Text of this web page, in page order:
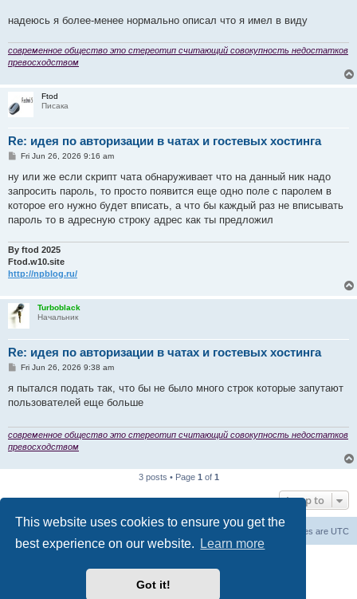
This website uses cookies to ensure you get the
best experience on our website.
Learn more
Got it!
надеюсь я более-менее нормально описал что я имел в виду
современное общество это стереотип считающий совокупность недостатков
превосходством
Ftod
Писака
Re: идея по авторизации в чатах и гостевых хостинга
P
s
Fri Jun 26, 2026 9:16 am
ну или же если скрипт чата обнаруживает что на данный ник надо
запросить пароль, то просто появится еще одно поле с паролем в
которое его нужно будет вписать, а что бы каждый раз не вписывать
пароль то в адресную строку адрес как ты предложил
By ftod 2025
Ftod.w10.site
http://npblog.ru/
Turboblack
Начальник
Re: идея по авторизации в чатах и гостевых хостинга
P
s
Fri Jun 26, 2026 9:38 am
я пытался подать так, что бы не было много строк которые запутают
пользователей еще больше
современное общество это стереотип считающий совокупность недостатков
превосходством
3 posts • Page 1 of 1
Jump to
All times are UTC
Contact us
· All rights reserved